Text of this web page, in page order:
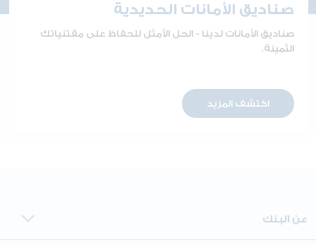
صناديق الأمانات الحديدية
صناديق الأمانات لدينا - الحل الأمثل للحفاظ على مقتنياتك
الثمينة.
اكتشف المزيد
عن البنك